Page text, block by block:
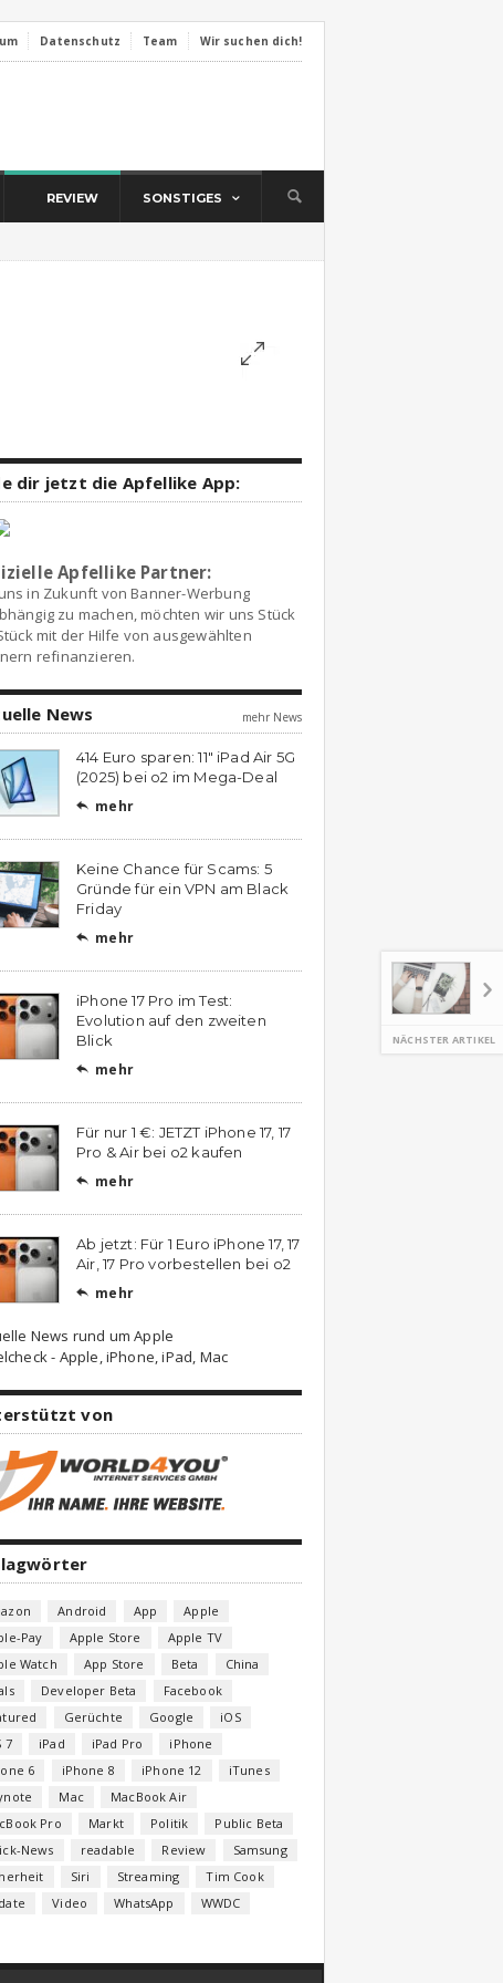
NÄCHSTER ARTIKEL
Datenschutz Team Wir suchen dich!
REVIEW SONSTIGES
dir jetzt die Apfellike App:
Apfellike Partner:
in Zukunft von Banner-Werbung
zu machen, möchten wir uns Stück
mit der Hilfe von ausgewählten
refinanzieren.
News mehr News
414 Euro sparen: 11″ iPad Air 5G
(2025) bei o2 im Mega-Deal
 mehr
Keine Chance für Scams: 5
Gründe für ein VPN am Black
Friday
 mehr
iPhone 17 Pro im Test:
Evolution auf den zweiten
Blick
 mehr
Für nur 1 €: JETZT iPhone 17, 17
Pro & Air bei o2 kaufen
 mehr
Ab jetzt: Für 1 Euro iPhone 17, 17
Air, 17 Pro vorbestellen bei o2
 mehr
News rund um Apple
- Apple, iPhone, iPad, Mac
von
Android App
Apple
Pay
Apple Store
Apple TV
Watch
App Store Beta
China
Developer Beta
Facebook
Gerüchte Google
iOS
7
iPad iPad Pro
iPhone
6
iPhone 8 iPhone 12
iTunes
Mac
MacBook Air
Pro
Markt Politik
Public Beta
News
readable Review
Samsung
Siri Streaming
Tim Cook
Video WhatsApp WWDC